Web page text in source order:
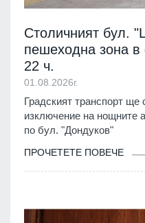
Столичният бул.
пешеходна зона
22 ч.
01.08.2026г.
Градският транспорт
изключение на нощните
по бул. "Дондуков"
ПРОЧЕТЕТЕ ПОВЕЧЕ